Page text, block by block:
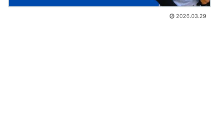
2026.03.29